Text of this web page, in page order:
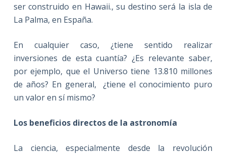
ser construido en Hawaii., su destino será la isla de
La Palma, en España.
En cualquier caso, ¿tiene sentido realizar
inversiones de esta cuantía? ¿Es relevante saber,
por ejemplo, que el Universo tiene 13.810 millones
de años? En general, ¿tiene el conocimiento puro
un valor en sí mismo?
Los beneficios directos de la astronomía
La ciencia, especialmente desde la revolución